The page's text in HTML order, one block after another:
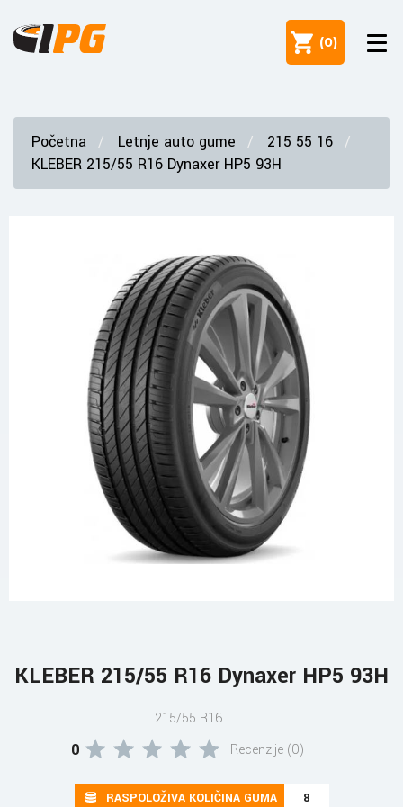
(0)
Početna Letnje auto gume
215 55 16
KLEBER 215/55 R16 Dynaxer HP5 93H
KLEBER 215/55 R16 Dynaxer HP5 93H
215/55 R16
0 Recenzije (0)
RASPOLOŽIVA KOLIČINA GUMA 8